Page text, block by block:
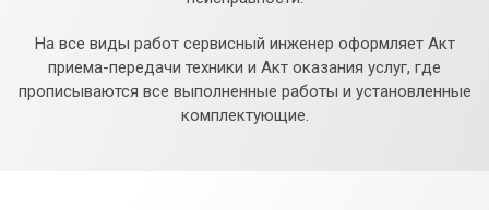
На все виды работ сервисный инженер оформляет Акт
приема-передачи техники и Акт оказания услуг, где
прописываются все выполненные работы и установленные
комплектующие.